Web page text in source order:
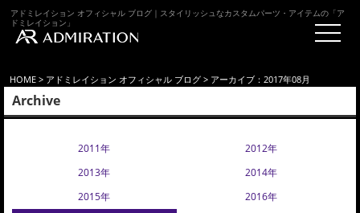
アドミレイション オフィシャル ブログ｜スタイリッシュなカスタムパーツ・アイテムの「ア
ドミレイション」
HOME > アドミレイション オフィシャル ブログ > アーカイブ：2017年08月
Archive
2011年
2012年
2013年
2014年
2015年
2016年